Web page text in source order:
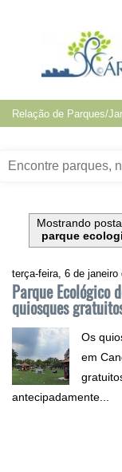
Mostrando
parque
terça-feira, 6 de janeiro
Parque Ecológico
quiosques
Os
em
antecipadamente...